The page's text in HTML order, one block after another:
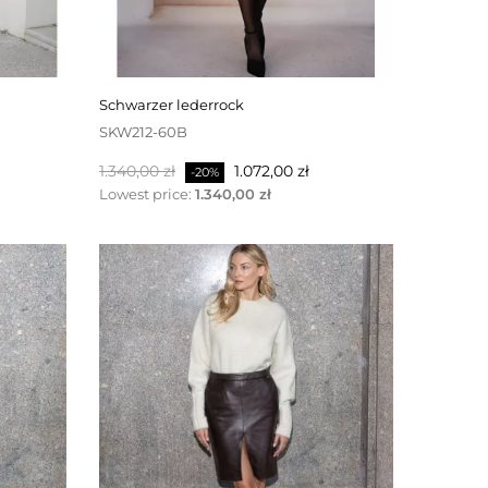
schwarzer lederrock
SKW212-60B
Regulärer
Preis
1.340,00 zł -20% Preis
1.072,00 zł
Lowest price: 1.340,00 zł